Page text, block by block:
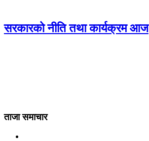
सरकारको नीति तथा कार्यक्रम आज
ताजा समाचार